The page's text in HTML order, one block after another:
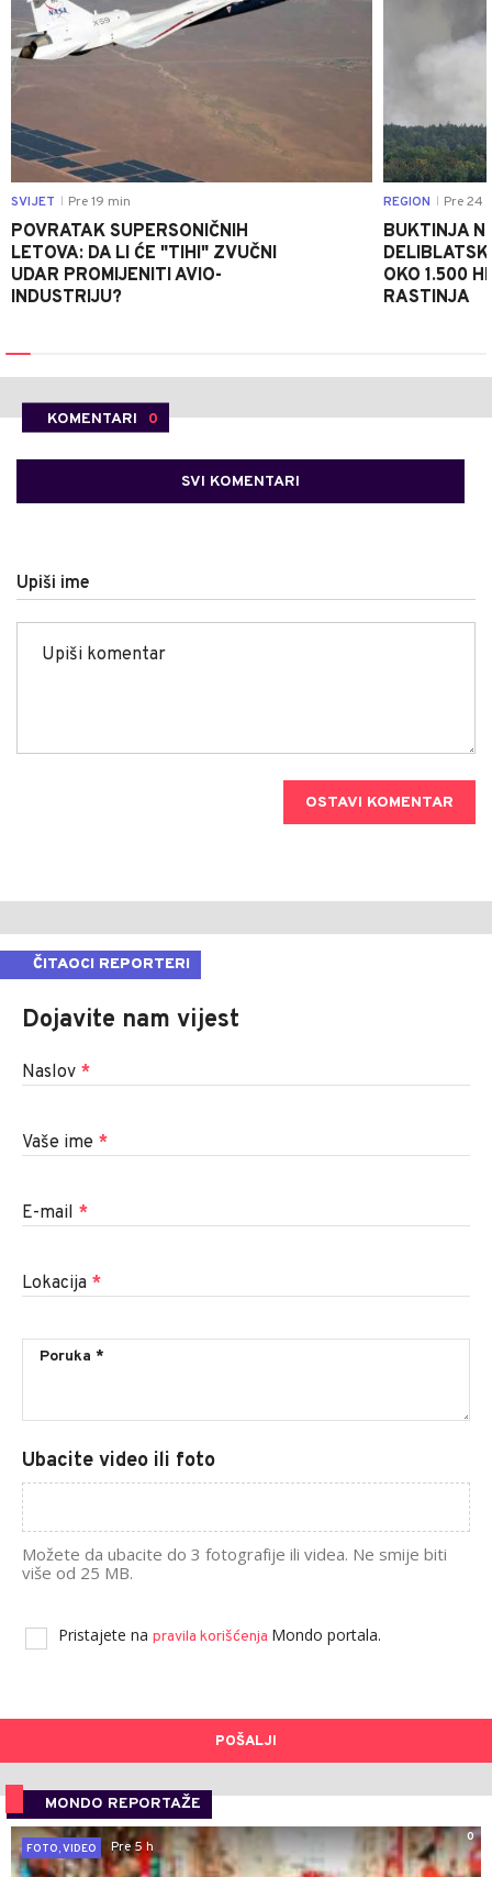
SVIJET Pre 19 min
POVRATAK SUPERSONIČNIH
LETOVA: DA LI ĆE "TIHI" ZVUČNI
UDAR PROMIJENITI AVIO-
INDUSTRIJU?
REGION Pre 24
BUKTINJA
OKO 1.500
RASTINJA
KOMENTARI 0
SVI KOMENTARI
Upiši ime
OSTAVI KOMENTAR
ČITAOCI REPORTERI
Dojavite nam vijest
Naslov *
Vaše ime *
E-mail *
Lokacija *
Ubacite video ili foto
Možete da ubacite do 3 fotografije ili videa. Ne smije biti
više od 25 MB.
Pristajete na pravila korišćenja Mondo portala.
POŠALJI
MONDO REPORTAŽE
0
FOTO, VIDEO
Pre 5 h